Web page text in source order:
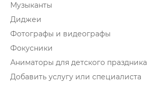
Музыканты
Диджеи
Фотографы и видеографы
Фокусники
Аниматоры для детского праздника
Добавить услугу или специалиста